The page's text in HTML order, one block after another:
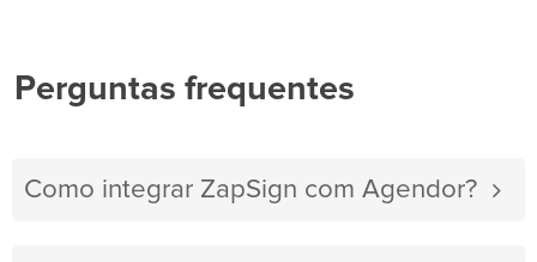
Perguntas frequentes
Como integrar ZapSign com Agendor?